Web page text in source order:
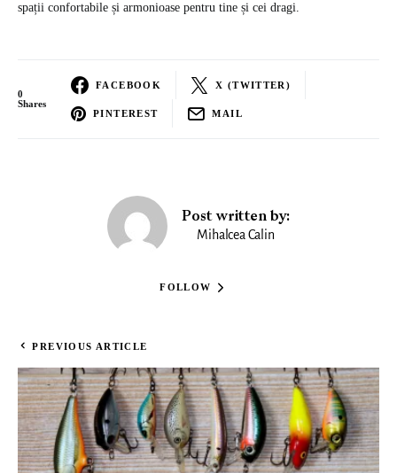
spații confortabile și armonioase pentru tine și cei dragi.
0
Shares
FACEBOOK X (TWITTER)
PINTEREST MAIL
Post written by:
Mihalcea Calin
FOLLOW
PREVIOUS ARTICLE